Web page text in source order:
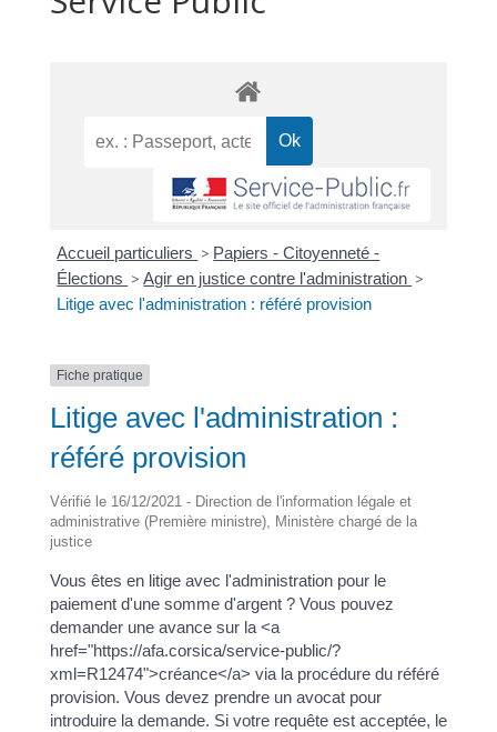
Accueil particuliers > Papiers - Citoyenneté -
Élections > Agir en justice contre l'administration >
Litige avec l'administration : référé provision
Fiche pratique
Litige avec l'administration :
référé provision
Vérifié le 16/12/2021 - Direction de l'information légale et
administrative (Première ministre), Ministère chargé de la
justice
Vous êtes en litige avec l'administration pour le
paiement d'une somme d'argent ? Vous pouvez
demander une avance sur la <a
href="https://afa.corsica/service-public/?
xml=R12474">créance</a> via la procédure du référé
provision. Vous devez prendre un avocat pour
introduire la demande. Si votre requête est acceptée, le